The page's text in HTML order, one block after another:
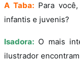
A Taba:Para você,
infantis e juvenis?
Isadora: O mais
ilustrador